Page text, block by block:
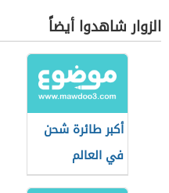
الزوار شاهدوا أيضاً
أكبر طائرة شحن
في العالم